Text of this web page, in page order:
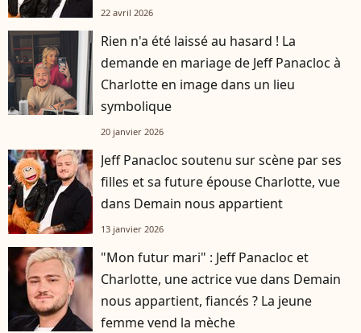
22 avril 2026
Rien n'a été laissé au hasard ! La
demande en mariage de Jeff Panacloc à
Charlotte en image dans un lieu
symbolique
20 janvier 2026
Jeff Panacloc soutenu sur scène par ses
filles et sa future épouse Charlotte, vue
dans Demain nous appartient
13 janvier 2026
"Mon futur mari" : Jeff Panacloc et
Charlotte, une actrice vue dans Demain
nous appartient, fiancés ? La jeune
femme vend la mèche